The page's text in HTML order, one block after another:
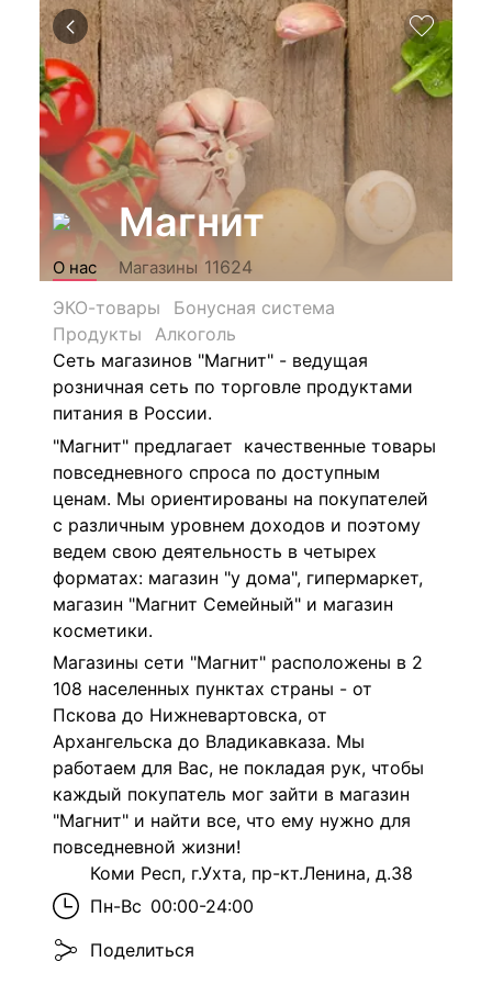
Магнит
О нас Магазины 11624
ЭКО-товары
Бонусная система
Продукты
Алкоголь
Сеть магазинов "Магнит" - ведущая
розничная сеть по торговле продуктами
питания в России.
"Магнит" предлагает качественные товары
повседневного спроса по доступным
ценам. Мы ориентированы на покупателей
с различным уровнем доходов и поэтому
ведем свою деятельность в четырех
форматах: магазин "у дома", гипермаркет,
магазин "Магнит Семейный" и магазин
косметики.
Магазины сети "Магнит" расположены в 2
108 населенных пунктах страны - от
Пскова до Нижневартовска, от
Архангельска до Владикавказа. Мы
работаем для Вас, не покладая рук, чтобы
каждый покупатель мог зайти в магазин
"Магнит" и найти все, что ему нужно для
повседневной жизни!
Коми Респ, г.Ухта, пр-кт.Ленина, д.38
Пн-Вс 00:00-24:00
Поделиться